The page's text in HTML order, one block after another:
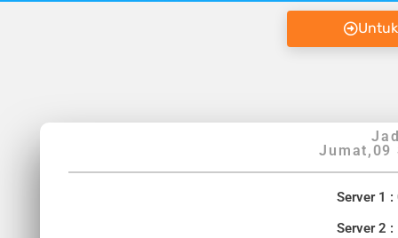
Jumat,09
Server 1
Server 2